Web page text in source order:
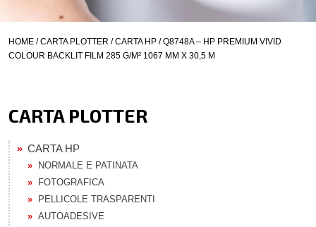
HOME /CARTA PLOTTER /CARTA HP / Q8748A – HP PREMIUM VIVID
COLOUR BACKLIT FILM 285 G/M² 1067 MM X 30,5 M
CARTA PLOTTER
CARTA HP
NORMALE E PATINATA
FOTOGRAFICA
PELLICOLE TRASPARENTI
AUTOADESIVE